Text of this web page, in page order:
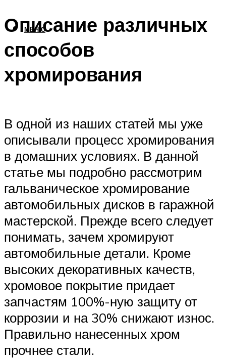
МЕНЮ
Описание различных
способов
хромирования
В одной из наших статей мы уже
описывали процесс хромирования
в домашних условиях. В данной
статье мы подробно рассмотрим
гальваническое хромирование
автомобильных дисков в гаражной
мастерской. Прежде всего следует
понимать, зачем хромируют
автомобильные детали. Кроме
высоких декоративных качеств,
хромовое покрытие придает
запчастям 100%-ную защиту от
коррозии и на 30% снижают износ.
Правильно нанесенных хром
прочнее стали.